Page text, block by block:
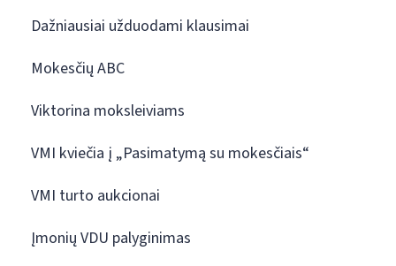
Dažniausiai užduodami klausimai
Mokesčių ABC
Viktorina moksleiviams
VMI kviečia į „Pasimatymą su mokesčiais“
VMI turto aukcionai
Įmonių VDU palyginimas